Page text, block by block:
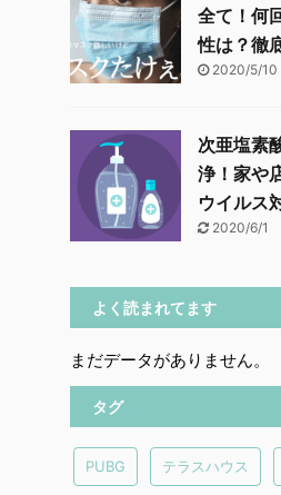
全て！何
性は？徹
2020/5/10
次亜塩素
浄！家や
ウイルス
2020/6/1
よく読まれてます
まだデータがありません。
タグ
PUBG テラスハウス